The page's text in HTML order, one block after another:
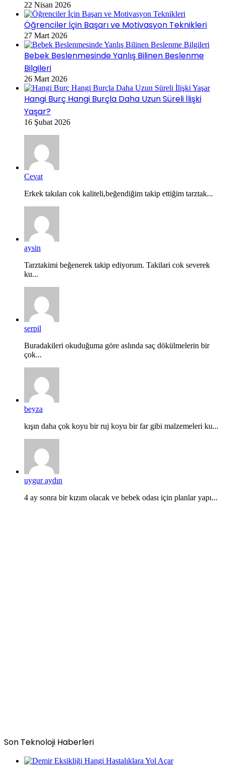
22 Nisan 2026
Öğrenciler İçin Başarı ve Motivasyon Teknikleri
27 Mart 2026
Bebek Beslenmesinde Yanlış Bilinen Beslenme
Bilgileri
26 Mart 2026
Hangi Burç Hangi Burçla Daha Uzun Süreli İlişki
Yaşar?
16 Şubat 2026
Cevat
Erkek takıları cok kaliteli,beğendiğim takip ettiğim tarztak...
aysin
Tarztakimi beğenerek takip ediyorum. Takilari cok severek
ku...
serpil
Buradakileri okuduğuma göre aslında saç dökülmelerin bir
çok...
beyza
kışın daha çok koyu bir ruj koyu bir far gibi malzemeleri ku...
uygur aydın
4 ay sonra bir kızım olacak ve bebek odası için planlar yapı...
Son Teknoloji Haberleri